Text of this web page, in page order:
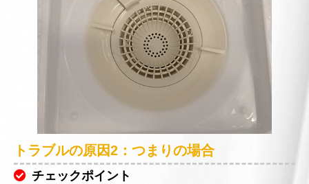
トラブルの原因2：つまりの場合
チェックポイント